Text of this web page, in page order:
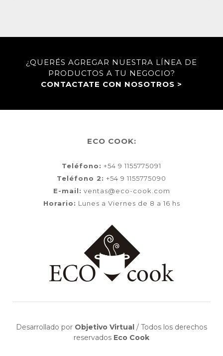
¿QUERÉS AGREGAR NUESTRA LÍNEA DE
PRODUCTOS A TU NEGOCIO?
CONTACTATE CON NOSOTROS >
ECO COOK:
Teléfono: +54 9 1155775091
Teléfono 2: +54 9 1155775090
E-mail: ventas@eco-cook.com
Horario: Lunes a Viernes de 8 a 16 hs
Desarrollado por Objetivo Virtual / Todos los derechos
reservados Eco Cook